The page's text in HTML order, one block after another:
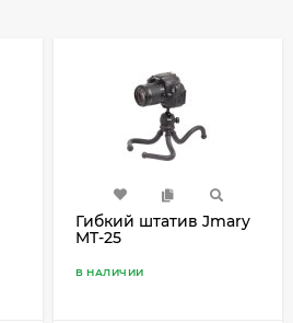
Гибкий штатив Jmary
MT-25
В НАЛИЧИИ